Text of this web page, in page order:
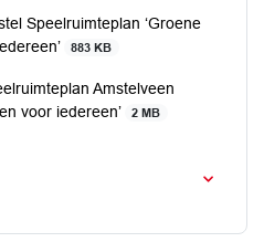
Speelruimteplan ‘Groene
883 KB
Amstelveen
voor iedereen’
2 MB